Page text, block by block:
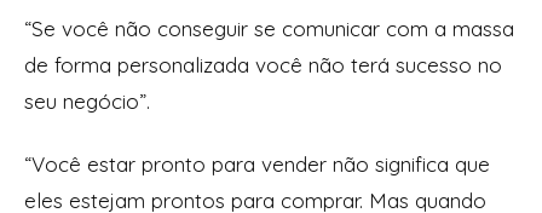
“Se você não conseguir se comunicar com a massa
de forma personalizada você não terá sucesso no
seu negócio”.
“Você estar pronto para vender não significa que
eles estejam prontos para comprar. Mas quando